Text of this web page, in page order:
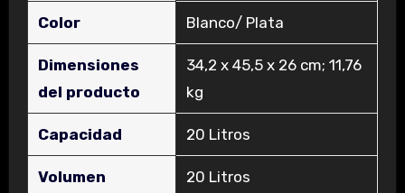
Color ‎Blanco/ Plata
Dimensiones
del producto
‎34,2 x 45,5 x 26 cm; 11,76
kg
Capacidad ‎20 Litros
Volumen ‎20 Litros